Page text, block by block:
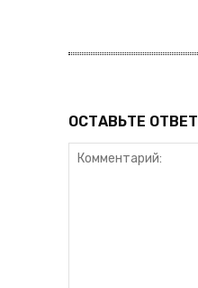
ОСТАВЬТЕ ОТВЕТ